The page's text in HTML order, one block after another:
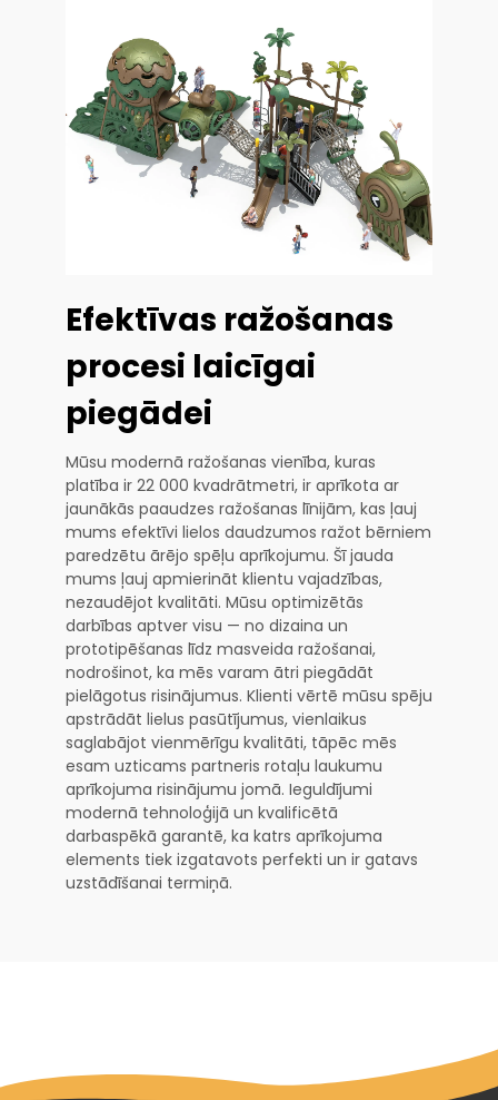
Efektīvas ražošanas
procesi laicīgai
piegādei
Mūsu modernā ražošanas vienība, kuras
platība ir 22 000 kvadrātmetri, ir aprīkota ar
jaunākās paaudzes ražošanas līnijām, kas ļauj
mums efektīvi lielos daudzumos ražot bērniem
paredzētu ārējo spēļu aprīkojumu. Šī jauda
mums ļauj apmierināt klientu vajadzības,
nezaudējot kvalitāti. Mūsu optimizētās
darbības aptver visu — no dizaina un
prototipēšanas līdz masveida ražošanai,
nodrošinot, ka mēs varam ātri piegādāt
pielāgotus risinājumus. Klienti vērtē mūsu spēju
apstrādāt lielus pasūtījumus, vienlaikus
saglabājot vienmērīgu kvalitāti, tāpēc mēs
esam uzticams partneris rotaļu laukumu
aprīkojuma risinājumu jomā. Ieguldījumi
modernā tehnoloģijā un kvalificētā
darbaspēkā garantē, ka katrs aprīkojuma
elements tiek izgatavots perfekti un ir gatavs
uzstādīšanai termiņā.